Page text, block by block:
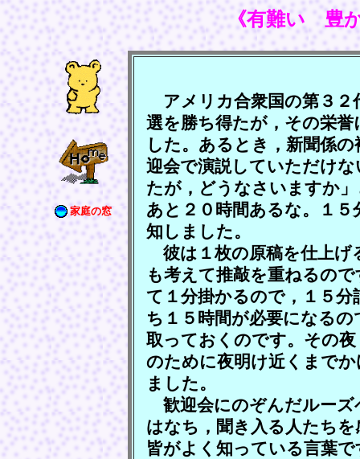
《有難い 豊
家庭の窓
アメリカ合衆国の第３２
選を勝ち得たが，その栄
した。あるとき，新聞係
迎会で演説していただけ
たが，どうなさいますか
あと２０時間あるな。１
知しました。
彼は１枚の原稿を仕上げ
も考えて推敲を重ねるの
て１分掛かるので，１５
ち１５時間が必要になる
取っておくのです。その
のために夜明け近くまで
ました。
歓迎会にのぞんだルーズ
はなち，聞き入る人たち
皆がよく知っている言葉